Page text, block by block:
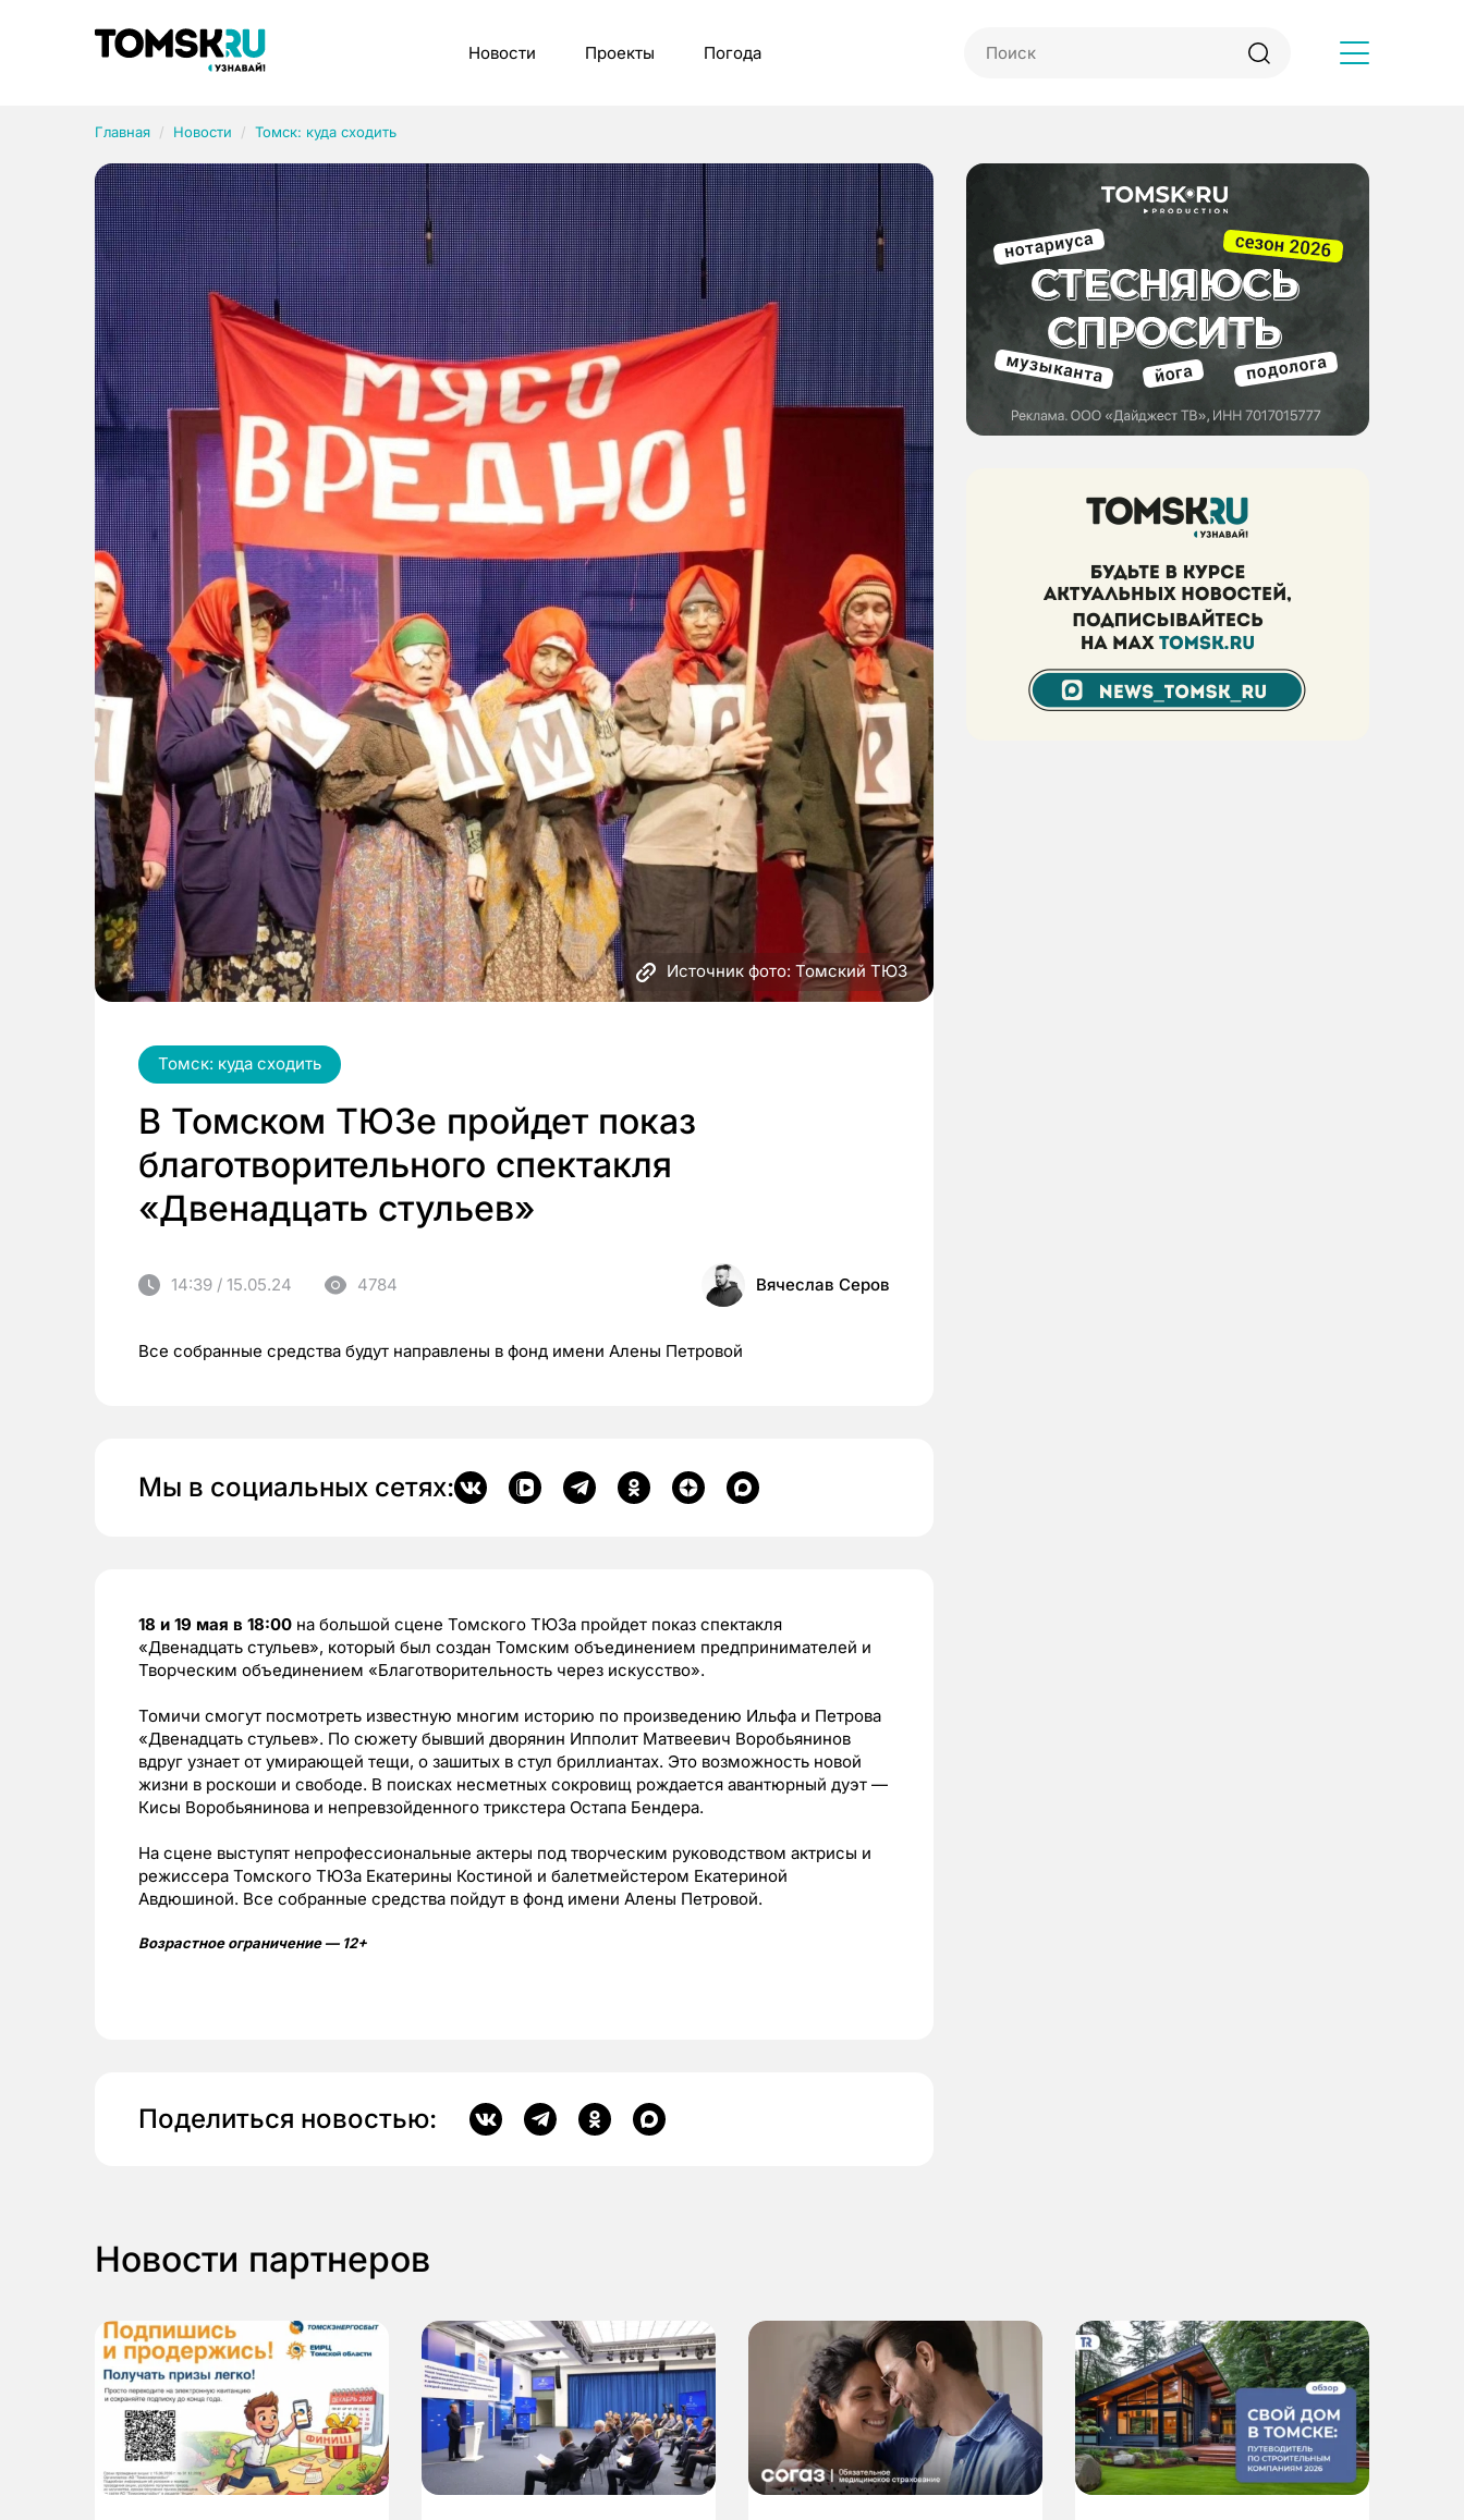
Новости Проекты Погода
Главная Новости Томск: куда сходить
Источник фото: Томский ТЮЗ
Томск: куда сходить
В Томском ТЮЗе пройдет показ
благотворительного спектакля
«Двенадцать стульев»
14:39 / 15.05.24 4784 Вячеслав Серов
Все собранные средства будут направлены в фонд имени Алены Петровой
Мы в социальных сетях:
18 и 19 мая в 18:00 на большой сцене Томского ТЮЗа пройдет показ спектакля
«Двенадцать стульев», который был создан Томским объединением предпринимателей и
Творческим объединением «Благотворительность через искусство».
Томичи смогут посмотреть известную многим историю по произведению Ильфа и Петрова
«Двенадцать стульев». По сюжету бывший дворянин Ипполит Матвеевич Воробьянинов
вдруг узнает от умирающей тещи, о зашитых в стул бриллиантах. Это возможность новой
жизни в роскоши и свободе. В поисках несметных сокровищ рождается авантюрный дуэт —
Кисы Воробьянинова и непревзойденного трикстера Остапа Бендера.
На сцене выступят непрофессиональные актеры под творческим руководством актрисы и
режиссера Томского ТЮЗа Екатерины Костиной и балетмейстером Екатериной
Авдюшиной. Все собранные средства пойдут в фонд имени Алены Петровой.
Возрастное ограничение — 12+
Поделиться новостью:
Новости партнеров
Рубрики